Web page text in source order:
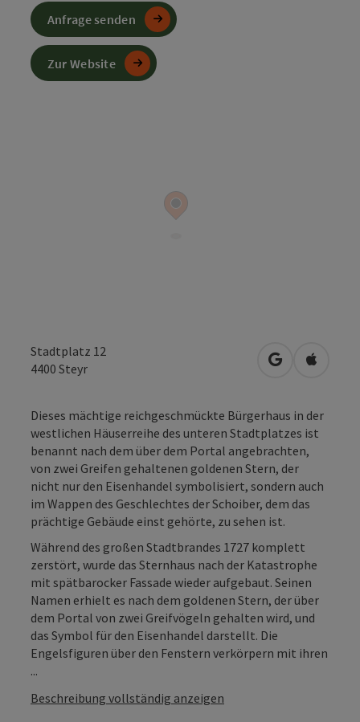
Stadtplatz 12
4400 Steyr in Google
in
Dieses mächtige reichgeschmückte Bürgerhaus in der
westlichen Häuserreihe des unteren Stadtplatzes ist
benannt nach dem über dem Portal angebrachten,
von zwei Greifen gehaltenen goldenen Stern, der
nicht nur den Eisenhandel symbolisiert, sondern auch
im Wappen des Geschlechtes der Schoiber, dem das
prächtige Gebäude einst gehörte, zu sehen ist.
Während des großen Stadtbrandes 1727 komplett
zerstört, wurde das Sternhaus nach der Katastrophe
mit spätbarocker Fassade wieder aufgebaut. Seinen
Namen erhielt es nach dem goldenen Stern, der über
dem Portal von zwei Greifvögeln gehalten wird, und
das Symbol für den Eisenhandel darstellt. Die
Engelsfiguren über den Fenstern verkörpern mit ihren
...
Beschreibung vollständig anzeigen
Anfrage senden
Zur Website